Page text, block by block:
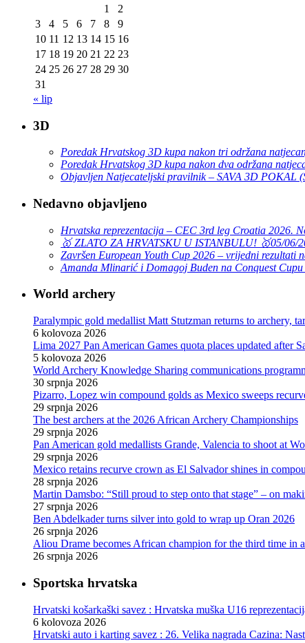
1
2
3
4 5 6 7 8
9
10 11 12 13 14 15 16
17 18 19 20 21 22 23
24 25 26 27 28 29 30
31
« lip
3D
Poredak Hrvatskog 3D kupa nakon tri održana
Poredak Hrvatskog 3D kupa nakon dva održana
Objavljen Natjecateljski pravilnik – SAVA 3D POKAL
Nedavno objavljeno
Hrvatska reprezentacija – CEC 3rd leg Croatia 2026.
🥇 ZLATO ZA HRVATSKU U ISTANBULU! 🥇05/06/
Završen European Youth Cup 2026 – vrijedni rezultati
Amanda Mlinarić i Domagoj Buden na Conquest
World archery
Paralympic gold medallist Matt Stutzman returns to archery,
6 kolovoza 2026
Lima 2027 Pan American Games quota places updated after
5 kolovoza 2026
World Archery Knowledge Sharing communications
30 srpnja 2026
Pizarro, Lopez win compound golds as Mexico sweeps
29 srpnja 2026
The best archers at the 2026 African Archery Championships
29 srpnja 2026
Pan American gold medallists Grande, Valencia to shoot at
29 srpnja 2026
Mexico retains recurve crown as El Salvador shines in
28 srpnja 2026
Martin Damsbo: “Still proud to step onto that stage” – on
27 srpnja 2026
Ben Abdelkader turns silver into gold to wrap up Oran 2026
26 srpnja 2026
Aliou Drame becomes African champion for the third time in
26 srpnja 2026
Sportska hrvatska
Hrvatski košarkaški savez : Hrvatska muška U16
6 kolovoza 2026
Hrvatski auto i karting savez : 26. Velika nagrada Cazina: